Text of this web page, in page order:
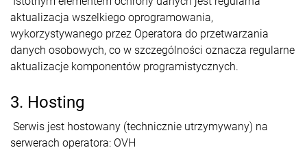
aktualizacja wszelkiego oprogramowania,
wykorzystywanego przez Operatora do przetwarzania
danych osobowych, co w szczególności oznacza regularne
aktualizacje komponentów programistycznych.
3. Hosting
Serwis jest hostowany (technicznie utrzymywany) na
serwerach operatora: OVH